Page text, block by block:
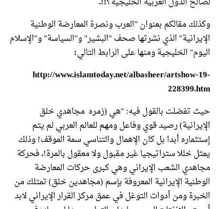
وكذلك مقالكم بعنوان "العرب ونصرة المعارضة الوطنية
الإيرانية" الذي نشرتها صحف "البشير" و"السياسة" و"الإسلام
اليوم" الخليجية ومنها على الرابط التالي:
http://www.islamtoday.net/albasheer/artshow-19-
228399.htm
حيث تفضلت بالقول فيه: "هي (زمره مجاهدي خلق
الإيرانية) رصيد قوي وفاعل ومهم للعالم العربي لم يتم
إستثماره أبدا بل كان الإهمال والتناسي سمة الموقف! وذلك
يمثل خللا ستراتيجيا غير مقبول ولا معقول بالمرة!، فحركة
مجاهدي الشعب الإيراني وهي كبرى حركات المعارضة
الوطنية الإيرانية المعروفة بإسم (مجاهدين خلق) تمتلك من
الخبرة ومن أدوات التوغل في عمق مركز القرار الإيراني لابد